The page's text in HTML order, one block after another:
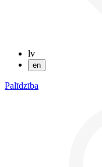
lv
en
Palīdzība